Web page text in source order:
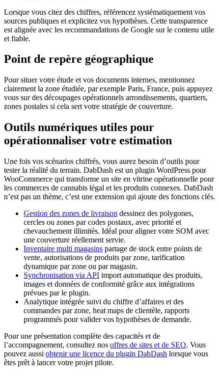
Lorsque vous citez des chiffres, référencez systématiquement vos
sources publiques et explicitez vos hypothèses. Cette transparence
est alignée avec les recommandations de Google sur le contenu utile
et fiable.
Point de repère géographique
Pour situer votre étude et vos documents internes, mentionnez
clairement la zone étudiée, par exemple Paris, France, puis appuyez
vous sur des découpages opérationnels arrondissements, quartiers,
zones postales si cela sert votre stratégie de couverture.
Outils numériques utiles pour
opérationnaliser votre estimation
Une fois vos scénarios chiffrés, vous aurez besoin d’outils pour
tester la réalité du terrain. DabDash est un plugin WordPress pour
WooCommerce qui transforme un site en vitrine opérationnelle pour
les commerces de cannabis légal et les produits connexes. DabDash
n’est pas un thème, c’est une extension qui ajoute des fonctions clés.
Gestion des zones de livraison dessinez des polygones,
cercles ou zones par codes postaux, avec priorité et
chevauchement illimités. Idéal pour aligner votre SOM avec
une couverture réellement servie.
Inventaire multi magasins partage de stock entre points de
vente, autorisations de produits par zone, tarification
dynamique par zone ou par magasin.
Synchronisation via API import automatique des produits,
images et données de conformité grâce aux intégrations
prévues par le plugin.
Analytique intégrée suivi du chiffre d’affaires et des
commandes par zone, heat maps de clientèle, rapports
programmés pour valider vos hypothèses de demande.
Pour une présentation complète des capacités et de
l’accompagnement, consultez nos offres de sites et de SEO. Vous
pouvez aussi obtenir une licence du plugin DabDash lorsque vous
êtes prêt à lancer votre projet pilote.